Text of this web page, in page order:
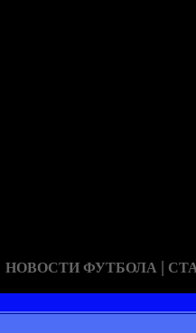
НОВОСТИ ФУТБОЛА |